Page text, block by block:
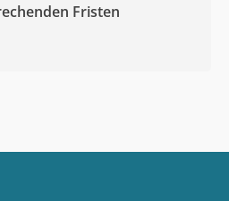
Fristen